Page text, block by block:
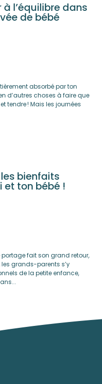
l’équilibre dans
de bébé
absorbé par ton
d’autres choses à faire que
tendre ! Mais les journées
bienfaits
ton bébé !
portage fait son grand retour,
les grands-parents s’y
de la petite enfance,